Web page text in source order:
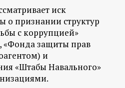
иск
о признании структур
с коррупцией»
«Фонда защиты прав
и
«Штабы Навального»